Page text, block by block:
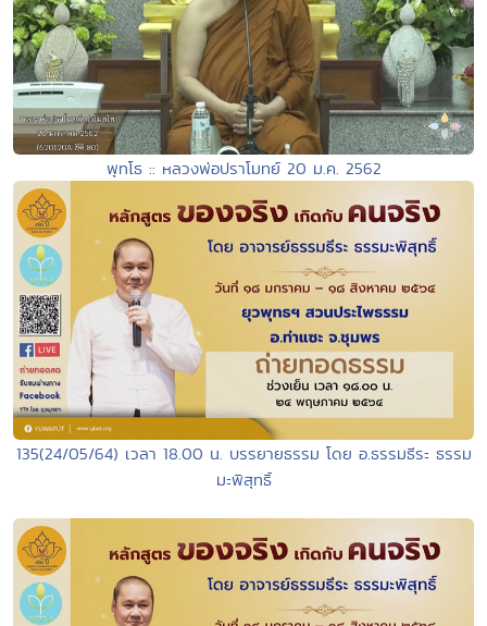
พุทโธ :: หลวงพ่อปราโมทย์ 20 ม.ค. 2562
135(24/05/64) เวลา 18.00 น. บรรยายธรรม โดย อ.ธรรมธีระ ธรรม
มะพิสุทธิ์